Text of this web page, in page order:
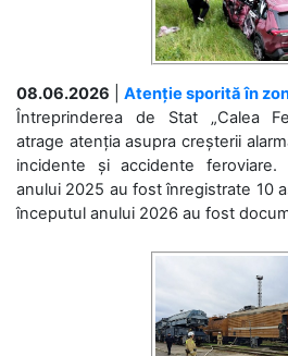
08.06.2026
Atenție sporită în
Întreprinderea de Stat „Calea
atrage atenția asupra creșterii
incidente și accidente feroviare.
anului 2025 au fost înregistrate 10
începutul anului 2026 au fost